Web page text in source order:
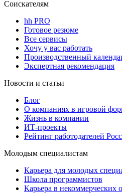
Соискателям
hh PRO
Готовое резюме
Все сервисы
Хочу у вас работать
Производственный
Экспертная рекомендация
Новости и статьи
Блог
О компаниях в игровой
Жизнь в компании
ИТ-проекты
Рейтинг работодателей
Молодым специалистам
Карьера для молодых
Школа программистов
Карьера в некоммерческих